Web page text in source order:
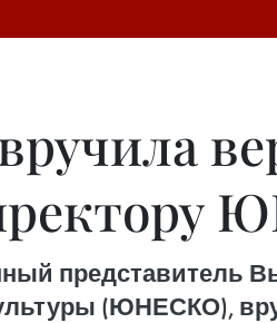
представитель
(ЮНЕСКО),